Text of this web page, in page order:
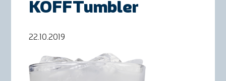
KOFFTumbler
22.10.2019